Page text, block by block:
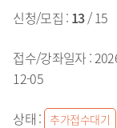
13/ 15
12-05
추가접수대기